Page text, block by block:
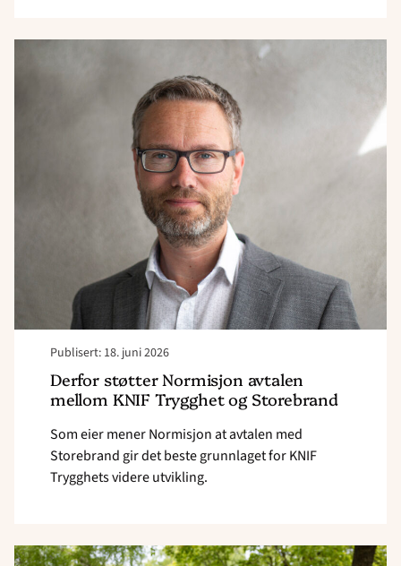
Publisert: 18. juni 2026
Derfor støtter Normisjon avtalen
mellom KNIF Trygghet og Storebrand
Som eier mener Normisjon at avtalen med
Storebrand gir det beste grunnlaget for KNIF
Trygghets videre utvikling.
"Derfor
støtter
Normisjon
avtalen
mellom
KNIF
Trygghet
og
Storebrand"
Read